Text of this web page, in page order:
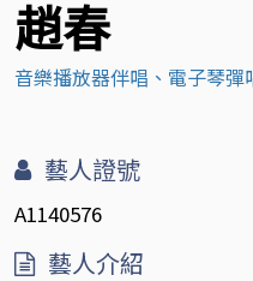
趙春
音樂播放器伴唱、電子琴彈
藝人證號
A1140576
藝人介紹